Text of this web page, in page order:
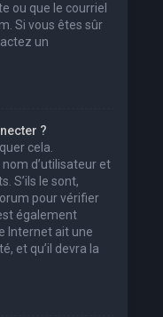
ou que le courriel
Si vous êtes sûr
un
?
cela.
d’utilisateur et
S’ils le sont,
pour vérifier
également
Internet ait une
et qu’il devra la